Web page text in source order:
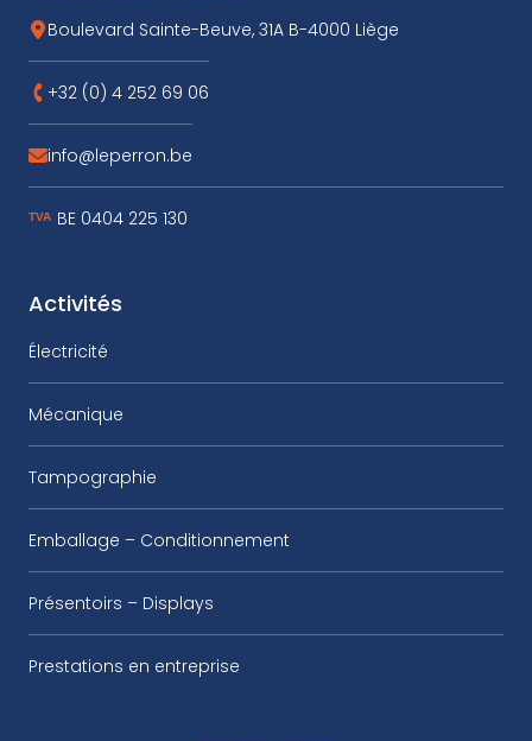
Boulevard Sainte-Beuve, 31A B-4000 Liège
Téléphoner au
+32 (0) 4 252 69 06
Envoyer un mal à
info@leperron.be
BE 0404 225 130
Activités
Électricité
Mécanique
Tampographie
Emballage – Conditionnement
Présentoirs – Displays
Prestations en entreprise